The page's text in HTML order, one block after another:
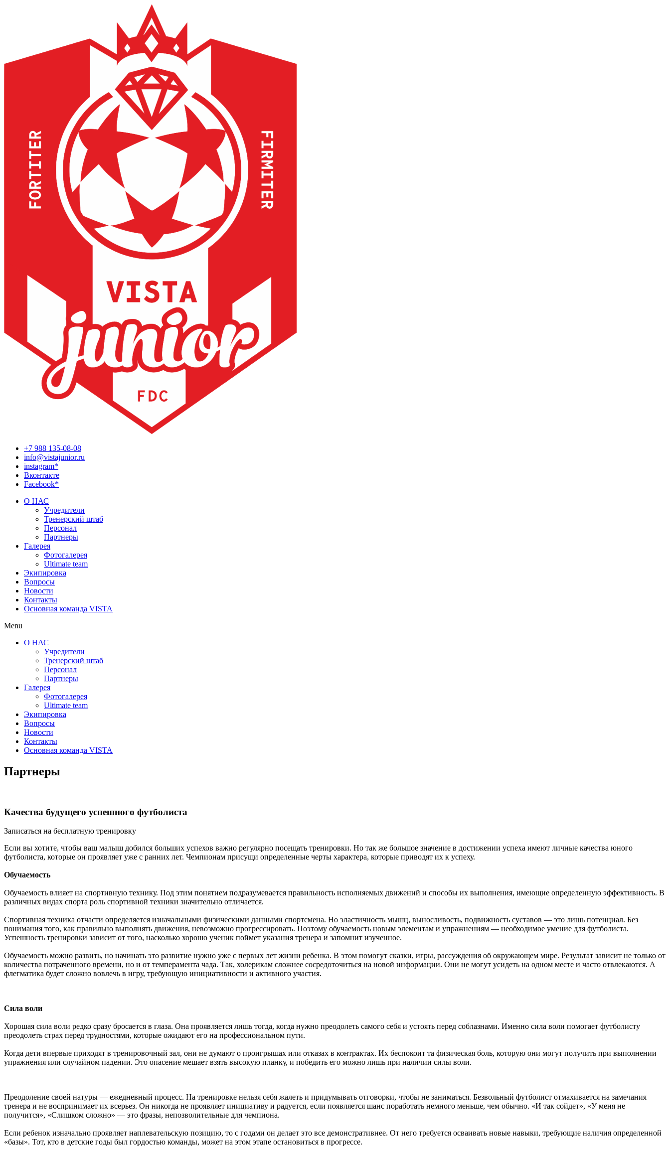
+7 988 135-08-08
info@vistajunior.ru
instagram*
Вконтакте
Facebook*
О НАС
Учредители
Тренерский штаб
Персонал
Партнеры
Галерея
Фотогалерея
Ultimate team
Экипировка
Вопросы
Новости
Контакты
Основная команда VISTA
Menu
О НАС
Учредители
Тренерский штаб
Персонал
Партнеры
Галерея
Фотогалерея
Ultimate team
Экипировка
Вопросы
Новости
Контакты
Основная команда VISTA
Партнеры
Качества будущего успешного футболиста
Записаться на бесплатную тренировку
Если вы хотите, чтобы ваш малыш добился больших успехов важно регулярно посещать тренировки. Но так же большое значение в достижении успеха имеют личные качества юного
футболиста, которые он проявляет уже с ранних лет. Чемпионам присущи определенные черты характера, которые приводят их к успеху.
Обучаемость
Обучаемость влияет на спортивную технику. Под этим понятием подразумевается правильность исполняемых движений и способы их выполнения, имеющие определенную эффективность. В
различных видах спорта роль спортивной техники значительно отличается.
Спортивная техника отчасти определяется изначальными физическими данными спортсмена. Но эластичность мышц, выносливость, подвижность суставов — это лишь потенциал. Без
понимания того, как правильно выполнять движения, невозможно прогрессировать. Поэтому обучаемость новым элементам и упражнениям — необходимое умение для футболиста.
Успешность тренировки зависит от того, насколько хорошо ученик поймет указания тренера и запомнит изученное.
Обучаемость можно развить, но начинать это развитие нужно уже с первых лет жизни ребенка. В этом помогут сказки, игры, рассуждения об окружающем мире. Результат зависит не только от
количества потраченного времени, но и от темперамента чада. Так, холерикам сложнее сосредоточиться на новой информации. Они не могут усидеть на одном месте и часто отвлекаются. А
флегматика будет сложно вовлечь в игру, требующую инициативности и активного участия.
Сила воли
Хорошая сила воли редко сразу бросается в глаза. Она проявляется лишь тогда, когда нужно преодолеть самого себя и устоять перед соблазнами. Именно сила воли помогает футболисту
преодолеть страх перед трудностями, которые ожидают его на профессиональном пути.
Когда дети впервые приходят в тренировочный зал, они не думают о проигрышах или отказах в контрактах. Их беспокоит та физическая боль, которую они могут получить при выполнении
упражнения или случайном падении. Это опасение мешает взять высокую планку, и победить его можно лишь при наличии силы воли.
Преодоление своей натуры — ежедневный процесс. На тренировке нельзя себя жалеть и придумывать отговорки, чтобы не заниматься. Безвольный футболист отмахивается на замечания
тренера и не воспринимает их всерьез. Он никогда не проявляет инициативу и радуется, если появляется шанс поработать немного меньше, чем обычно. «И так сойдет», «У меня не
получится», «Слишком сложно» — это фразы, непозволительные для чемпиона.
Если ребенок изначально проявляет наплевательскую позицию, то с годами он делает это все демонстративнее. От него требуется осваивать новые навыки, требующие наличия определенной
«базы». Тот, кто в детские годы был гордостью команды, может на этом этапе остановиться в прогрессе.